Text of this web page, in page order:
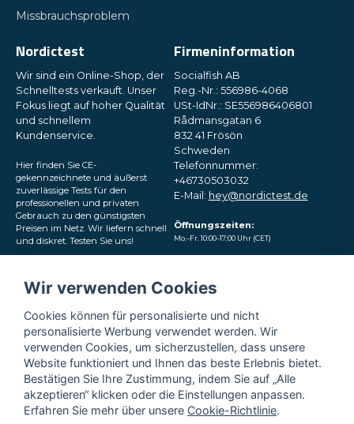
Missbrauchsproblem
Nordictest
Wir sind ein Online-Shop, der
Schnelltests verkauft. Unser
Fokus liegt auf hoher Qualität
und schnellem
Kundenservice.
Hier finden Sie CE-
gekennzeichnete und äußerst
zuverlässige Tests für den
professionellen und privaten
Gebrauch zu den günstigsten
Preisen im Netz. Wir liefern schnell
und diskret. Testen Sie uns!
sozialen Medien
Firmeninformation
Socialfish AB
Reg.-Nr.: 556986-4068
USt-IdNr.: SE556986406801
Rådmansgatan 6
832 41 Frösön
Schweden
Telefonnummer:
+46730503032
E-Mail: hey@nordictest.de
Öffnungszeiten:
Mo.–Fr. 10:00–17:00 Uhr (CET)
Wir verwenden Cookies
Cookies können für personalisierte und nicht
personalisierte Werbung verwendet werden. Wir
verwenden Cookies, um sicherzustellen, dass unsere
Website funktioniert und Ihnen das beste Erlebnis bietet.
Bestätigen Sie Ihre Zustimmung, indem Sie auf „Alle
akzeptieren“ klicken oder die Einstellungen anpassen.
Erfahren Sie mehr über unsere Cookie-Richtlinie.